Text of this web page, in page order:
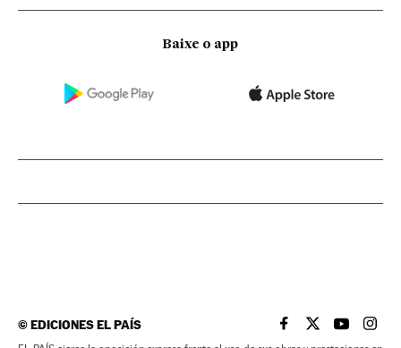
Baixe o app
©EDICIONES EL PAÍS EL PAÍS BRASIL EN
EL PAÍSEL PAÍS
EL